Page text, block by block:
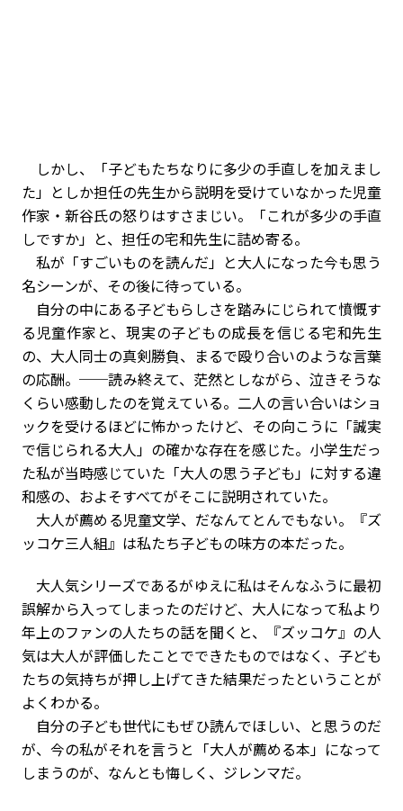
しかし、「子どもたちなりに多少の手直しを加えまし
た」としか担任の先生から説明を受けていなかった児童
作家・新谷氏の怒りはすさまじい。「これが多少の手直
しですか」と、担任の宅和先生に詰め寄る。
私が「すごいものを読んだ」と大人になった今も思う
名シーンが、その後に待っている。
自分の中にある子どもらしさを踏みにじられて憤慨す
る児童作家と、現実の子どもの成長を信じる宅和先生
の、大人同士の真剣勝負、まるで殴り合いのような言葉
の応酬。──読み終えて、茫然としながら、泣きそうな
くらい感動したのを覚えている。二人の言い合いはショ
ックを受けるほどに怖かったけど、その向こうに「誠実
で信じられる大人」の確かな存在を感じた。小学生だっ
た私が当時感じていた「大人の思う子ども」に対する違
和感の、およそすべてがそこに説明されていた。
大人が薦める児童文学、だなんてとんでもない。『ズ
ッコケ三人組』は私たち子どもの味方の本だった。
大人気シリーズであるがゆえに私はそんなふうに最初
誤解から入ってしまったのだけど、大人になって私より
年上のファンの人たちの話を聞くと、『ズッコケ』の人
気は大人が評価したことでできたものではなく、子ども
たちの気持ちが押し上げてきた結果だったということが
よくわかる。
自分の子ども世代にもぜひ読んでほしい、と思うのだ
が、今の私がそれを言うと「大人が薦める本」になって
しまうのが、なんとも悔しく、ジレンマだ。